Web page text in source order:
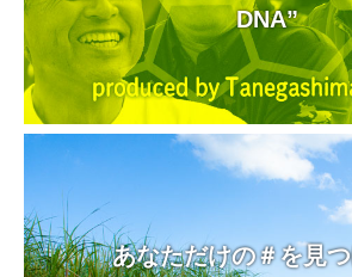
DNA”
あなただけの＃を見